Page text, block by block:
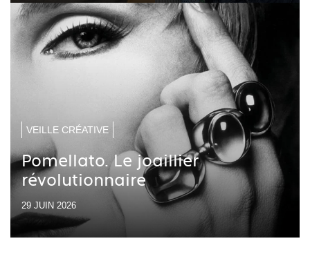
VEILLE CRÉATIVE
Pomellato. Le joaillier
révolutionnaire
29 JUIN 2026